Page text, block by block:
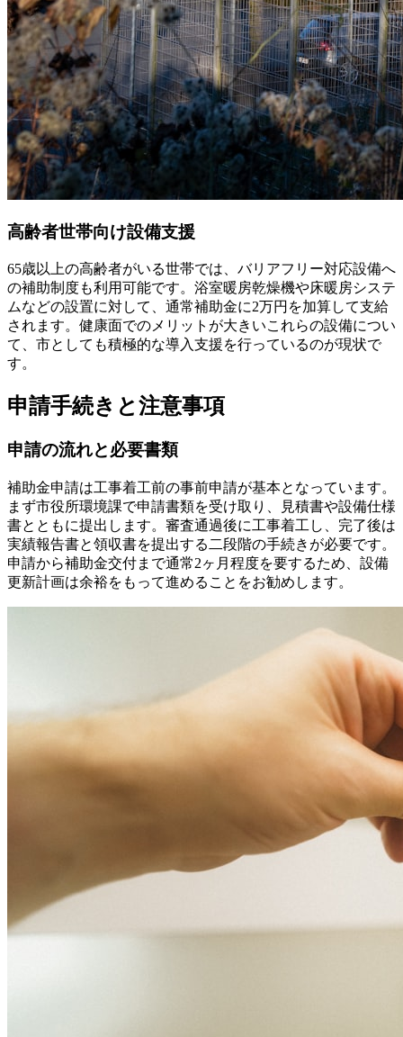
高齢者世帯向け設備支援
65歳以上の高齢者がいる世帯では、バリアフリー対応設備へ
の補助制度も利用可能です。浴室暖房乾燥機や床暖房システ
ムなどの設置に対して、通常補助金に2万円を加算して支給
されます。健康面でのメリットが大きいこれらの設備につい
て、市としても積極的な導入支援を行っているのが現状で
す。
申請手続きと注意事項
申請の流れと必要書類
補助金申請は工事着工前の事前申請が基本となっています。
まず市役所環境課で申請書類を受け取り、見積書や設備仕様
書とともに提出します。審査通過後に工事着工し、完了後は
実績報告書と領収書を提出する二段階の手続きが必要です。
申請から補助金交付まで通常2ヶ月程度を要するため、設備
更新計画は余裕をもって進めることをお勧めします。